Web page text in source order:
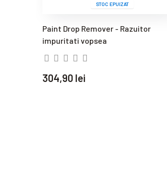
STOC EPUIZAT
Paint Drop Remover - Razuitor
impuritati vopsea
304,90 lei